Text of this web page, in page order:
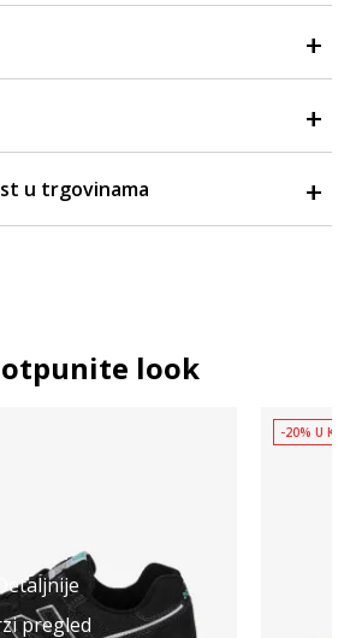
u trgovinama
look
Detaljnije
pregled
-20% U